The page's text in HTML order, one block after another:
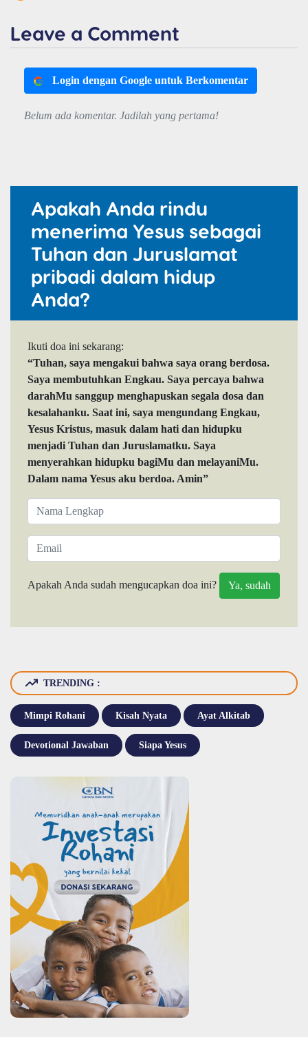
Leave a Comment
Login dengan Google untuk Berkomentar
Belum ada komentar. Jadilah yang pertama!
Apakah Anda rindu
menerima Yesus sebagai
Tuhan dan Juruslamat
pribadi dalam hidup
Anda?
Ikuti doa ini sekarang:
“Tuhan, saya mengakui bahwa saya orang berdosa.
Saya membutuhkan Engkau. Saya percaya bahwa
darahMu sanggup menghapuskan segala dosa dan
kesalahanku. Saat ini, saya mengundang Engkau,
Yesus Kristus, masuk dalam hati dan hidupku
menjadi Tuhan dan Juruslamatku. Saya
menyerahkan hidupku bagiMu dan melayaniMu.
Dalam nama Yesus aku berdoa. Amin”
Apakah Anda sudah mengucapkan doa ini?
TRENDING :
Mimpi Rohani Kisah Nyata Ayat Alkitab
Devotional Jawaban Siapa Yesus